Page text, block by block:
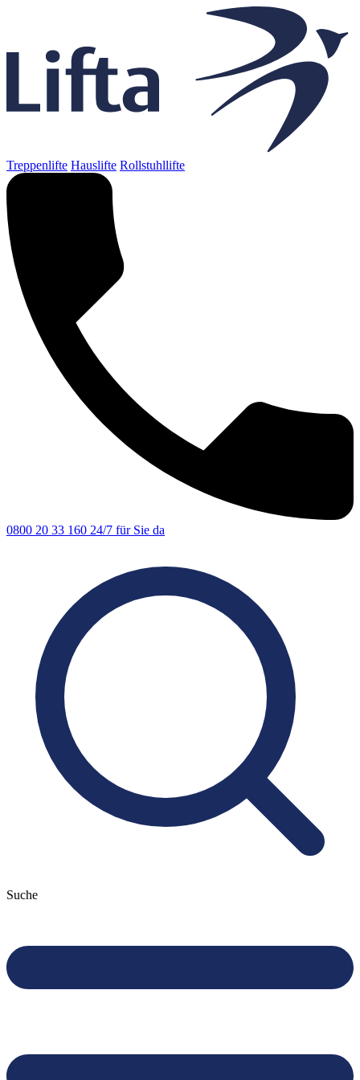
Treppenlifte Hauslifte Rollstuhllifte
0800 20 33 160 24/7 für Sie da
Suche